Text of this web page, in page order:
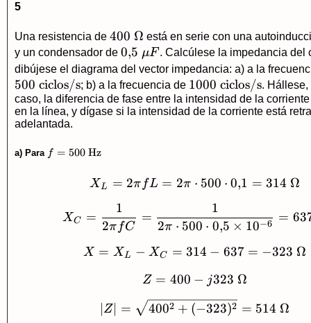
5
Una resistencia de 400\
\Omega
400 Ω está en serie con una
y un condensador de 0{,}5\
\mu F
0,5 μF . Calcúlese la impedancia del
dibújese el diagrama del vector impedancia: a) a la
500 ciclos/s; b) a la frecuencia de 1000\
\text{ciclos/s}
1000 ciclos/s.
caso, la diferencia de fase entre la intensidad de la
en la línea, y dígase si la intensidad de la corriente está
adelantada.
a) Para f=500\
f = 500 Hz
X_L=2\pi
XL = 2π fL = 2π ⋅ 500 ⋅ 0,1 = 314 Ω
XC =
2π fC
1
=
2π ⋅ 500 ⋅ 0,5 × 10−6
1
=
X=X_L-X_C=314-
X = XL − XC = 314 − 637 = −323 Ω
Z=400-j323\
Z = 400 − j323 Ω
Z = 4002 + (−323)2 = 514 Ω